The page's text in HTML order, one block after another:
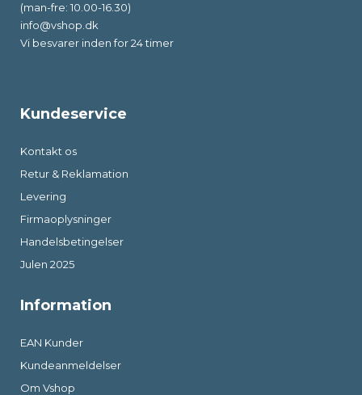
(man-fre: 10.00-16.30)
info@vshop.dk
Vi besvarer inden for 24 timer
Kundeservice
Kontakt os
Retur & Reklamation
Levering
Firmaoplysninger
Handelsbetingelser
Julen 2025
Information
EAN Kunder
Kundeanmeldelser
Om Vshop